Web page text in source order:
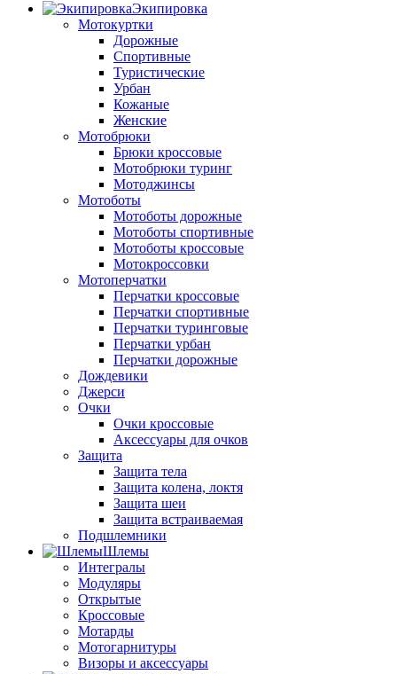
Экипировка
Мотокуртки
Дорожные
Спортивные
Туристические
Урбан
Кожаные
Женские
Мотобрюки
Брюки кроссовые
Мотобрюки туринг
Мотоджинсы
Мотоботы
Мотоботы дорожные
Мотоботы спортивные
Мотоботы кроссовые
Мотокроссовки
Мотоперчатки
Перчатки кроссовые
Перчатки спортивные
Перчатки туринговые
Перчатки урбан
Перчатки дорожные
Дождевики
Джерси
Очки
Очки кроссовые
Аксессуары для очков
Защита
Защита тела
Защита колена, локтя
Защита шеи
Защита встраиваемая
Подшлемники
Шлемы
Интегралы
Модуляры
Открытые
Кроссовые
Мотарды
Мотогарнитуры
Визоры и аксессуары